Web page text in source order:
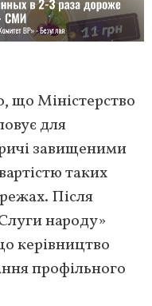
що Міністерство
для
завищеними
таких
Після
народу»
керівництво
профільного